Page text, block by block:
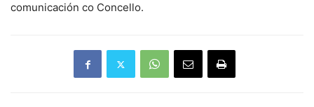
comunicación co Concello.